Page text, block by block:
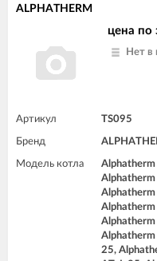
ALPHATHERM
цена по
Нет в
Артикул TS095
Бренд
Модель котла
Alphatherm
25,